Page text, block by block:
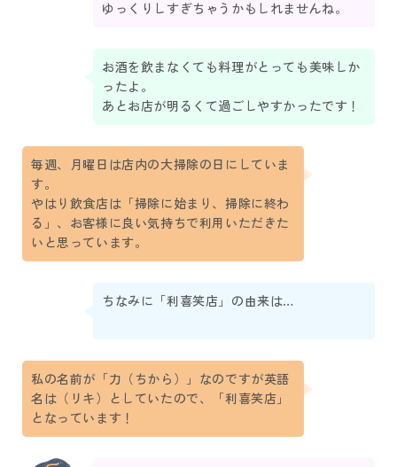
ゆっくりしすぎちゃうかもしれませんね。
お酒を飲まなくても料理がとっても美味しか
ったよ。
あとお店が明るくて過ごしやすかったです！
毎週、月曜日は店内の大掃除の日にしていま
す。
やはり飲食店は「掃除に始まり、掃除に終わ
る」、お客様に良い気持ちで利用いただきた
いと思っています。
ちなみに「利喜笑店」の由来は…
私の名前が「力（ちから）」なのですが英語
名は（リキ）としていたので、「利喜笑店」
となっています！